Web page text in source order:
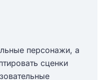
персонажи, а
сценки